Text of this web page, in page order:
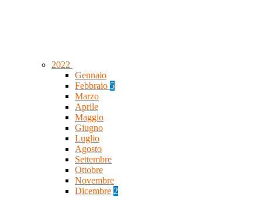
2022
Gennaio
Febbraio 5
Marzo
Aprile
Maggio
Giugno
Luglio
Agosto
Settembre
Ottobre
Novembre
Dicembre 2